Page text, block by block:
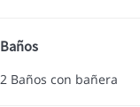
Baños
2 Baños con bañera